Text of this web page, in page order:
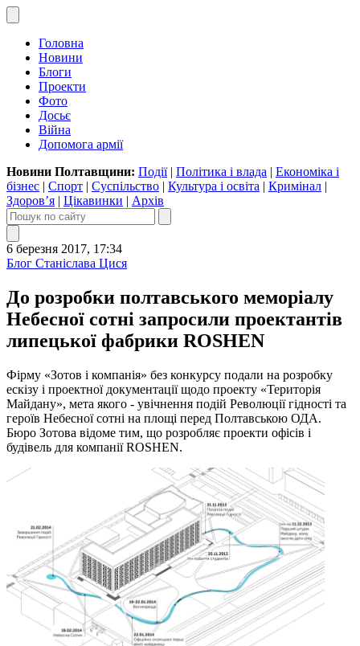
Головна
Новини
Блоги
Проекти
Фото
Досьє
Війна
Допомога армії
Новини Полтавщини: Події| Політика і влада | Економіка і
бізнес | Спорт | Суспільство | Культура і освіта | Кримінал |
Здоров’я | Цікавинки | Архів
6 березня 2017, 17:34
Блог Станіслава Цися
До розробки полтавського меморіалу
Небесної сотні запросили проектантів
липецької фабрики ROSHEN
Фірму «Зотов і компанія» без конкурсу подали на розробку
ескізу і проектної документації щодо проекту «Територія
Майдану», мета якого - увічнення подій Революції гідності та
героїв Небесної сотні на площі перед Полтавською ОДА.
Бюро Зотова відоме тим, що розробляє проекти офісів і
будівель для компанії ROSHEN.